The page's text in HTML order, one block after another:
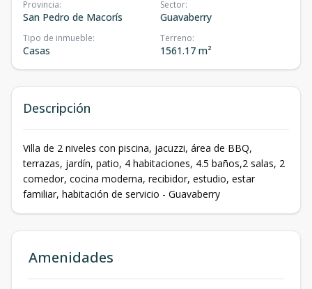
Provincia:
San Pedro de Macorís
Sector:
Guavaberry
Tipo de inmueble:
Casas
Terreno:
1561.17 m²
Descripción
Villa de 2 niveles con piscina, jacuzzi, área de BBQ,
terrazas, jardín, patio, 4 habitaciones, 4.5 baños,2 salas, 2
comedor, cocina moderna, recibidor, estudio, estar
familiar, habitación de servicio - Guavaberry
Amenidades